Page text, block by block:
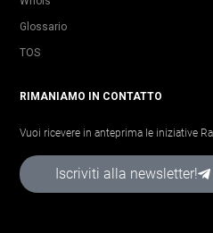
Glossario
TOS
RIMANIAMO IN CONTATTO
Vuoi ricevere in anteprima le iniziative
Iscriviti alla newsletter!